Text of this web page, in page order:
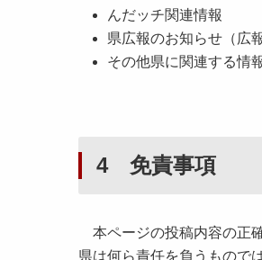
んだッチ関連情報
県広報のお知らせ（広
その他県に関連する情
4 免責事項
本ページの投稿内容の正
県は何ら責任を負うもので